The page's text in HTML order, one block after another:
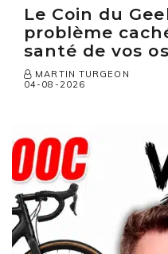
Le Coin du
problème
santé de vos os
MARTIN TURGEON
04-08-2026